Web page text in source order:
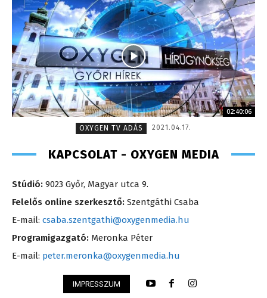
02:40:06
OXYGEN TV ADÁS
2021.04.17.
KAPCSOLAT - OXYGEN MEDIA
Stúdió: 9023 Győr, Magyar utca 9.
Felelős online szerkesztő: Szentgáthi Csaba
E-mail: csaba.szentgathi@oxygenmedia.hu
Programigazgató: Meronka Péter
E-mail: peter.meronka@oxygenmedia.hu
IMPRESSZUM